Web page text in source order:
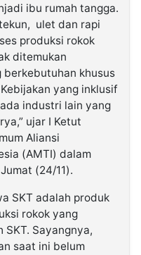
ibu rumah tangga.
ulet dan rapi
produksi rokok
ditemukan
khusus
yang inklusif
industri lain yang
ujar I Ketut
Aliansi
(AMTI) dalam
(24/11).
SKT adalah produk
rokok yang
Sayangnya,
saat ini belum